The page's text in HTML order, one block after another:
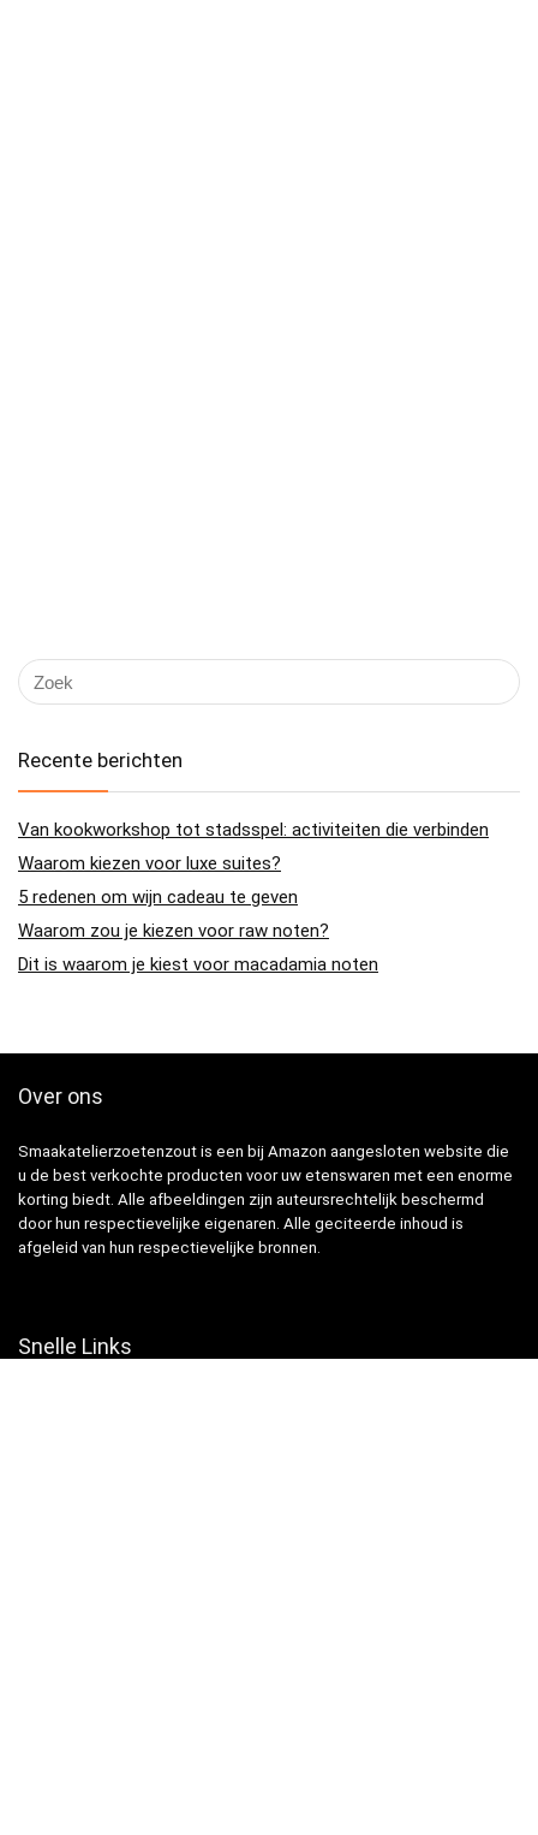
Recente berichten
Van kookworkshop tot stadsspel: activiteiten die verbinden
Waarom kiezen voor luxe suites?
5 redenen om wijn cadeau te geven
Waarom zou je kiezen voor raw noten?
Dit is waarom je kiest voor macadamia noten
Over ons
Smaakatelierzoetenzout is een bij Amazon aangesloten website die
u de best verkochte producten voor uw etenswaren met een enorme
korting biedt. Alle afbeeldingen zijn auteursrechtelijk beschermd
door hun respectievelijke eigenaren. Alle geciteerde inhoud is
afgeleid van hun respectievelijke bronnen.
Snelle Links